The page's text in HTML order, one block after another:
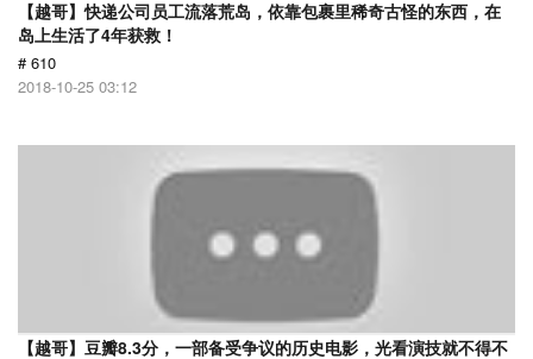
【越哥】快递公司员工流落荒岛，依靠包裹里稀奇古怪的东西，在
岛上生活了4年获救！
# 610
2018-10-25 03:12
【越哥】豆瓣8.3分，一部备受争议的历史电影，光看演技就不得不